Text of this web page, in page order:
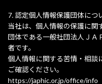
認定個人情報保護団体につ
当社は、個人情報の保護に関
団体である一般社団法人ＪＡ
者です。
個人情報に関する苦情・相談
ご確認ください。
https://japhic.or.jp/office/info